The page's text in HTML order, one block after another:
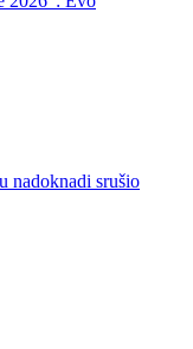
nadoknadi srušio